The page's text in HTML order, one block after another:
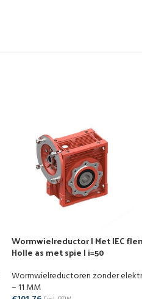
Wormwielreductor | Met IEC
Holle as met spie | i=50
Wormwielreductoren zonder
– 11 MM